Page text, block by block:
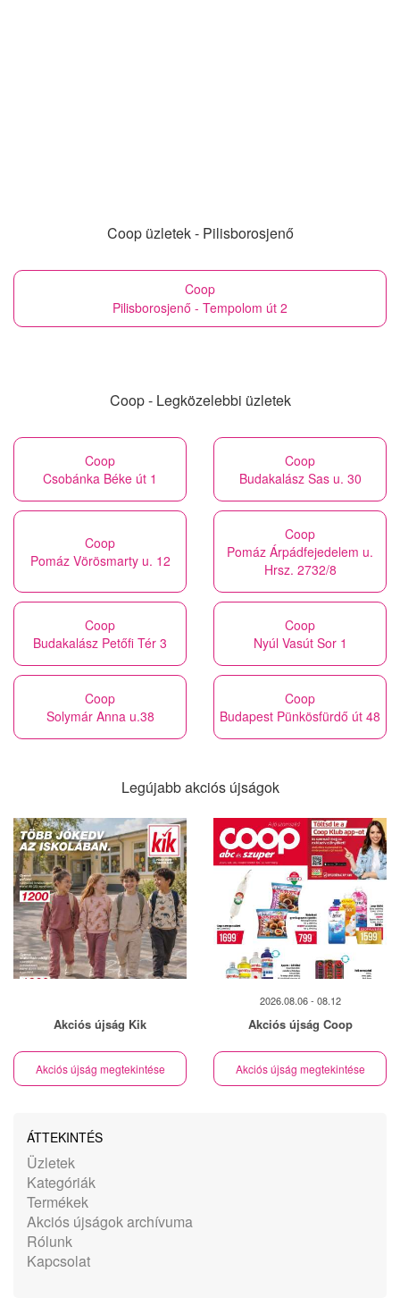
Coop üzletek - Pilisborosjenő
Coop
Pilisborosjenő - Tempolom út 2
Coop - Legközelebbi üzletek
Coop
Csobánka Béke út 1
Coop
Budakalász Sas u. 30
Coop
Pomáz Vörösmarty u. 12
Coop
Pomáz Árpádfejedelem u.
Hrsz. 2732/8
Coop
Budakalász Petőfi Tér 3
Coop
Nyúl Vasút Sor 1
Coop
Solymár Anna u.38
Coop
Budapest Pünkösfürdő út 48
Legújabb akciós újságok
Akciós újság Kik
Akciós újság megtekintése
2026.08.06 - 08.12
Akciós újság Coop
Akciós újság megtekintése
ÁTTEKINTÉS
Üzletek
Kategóriák
Termékek
Akciós újságok archívuma
Rólunk
Kapcsolat